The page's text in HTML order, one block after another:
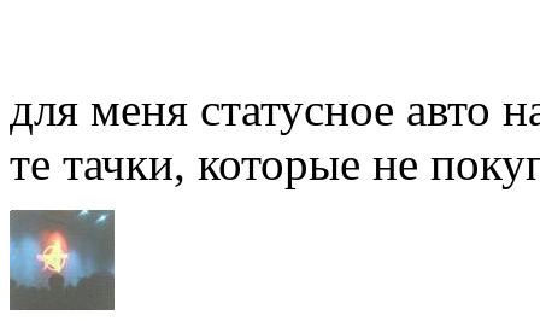
для меня статусное
те тачки, которые не